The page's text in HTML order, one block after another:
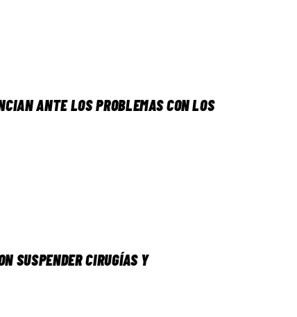
ANTE LOS PROBLEMAS CON LOS
SUSPENDER CIRUGÍAS Y